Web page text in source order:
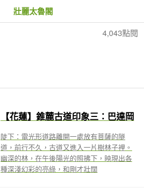
壯麗太魯閣
4,043點閱
【花蓮】錐麓古道印象三：巴達岡
陡下：電光形道路離開一處放有菩薩的隧
道，前行不久，古道又進入一片樹林子裡。
幽深的林，在午後陽光的照拂下，映現出各
種深淺幻彩的亮綠，和剛才壯闊